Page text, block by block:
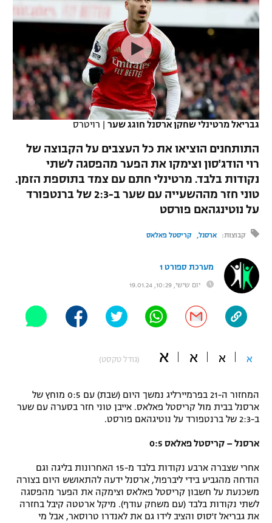
רץ ברשת
תוצאות
לוח שידורים
ברחבה
"מחצית בשכונה" – פודקאסט
משתתפים וזוכים בפרסים
תקנון משתתפים וזוכים בפרסים
תקנון עבור פעילות אלקטרה
תקנון עבור פעילות ספורט 1 – "מרלן"
גיימינג E-Sports
מדיניות פרטיות
נבחרת ישראל
בית"ר ירושלים
מכבי תל אביב
הפועל חיפה
הפועל באר שבע
ליגה ספרדית
ליגה איטלקית
ליגה צרפתית
ליגה הולנדית
ליגה טורקית
ליגה סינית
ליגה ברזילאית
ליגות נוספות
כדורסל נשים
הפועל חולון
הפועל ירושלים
דני אבדיה
יורוליג
יורוקאפ
כדוריד
כדורעף
שחייה
ג'ודו
אגרוף
ספורט אולימפי
UFC
היאבקות WWE
ספורט מוטורי
כדורמים
בייסבול MLB
ספורט אתגרי ואקסטרים
אומנויות לחימה
גיימינג E-Sports
גבריאל מרטינלי שחקן ארסנל חוגג שער | רויטרס
התותחנים הוציאו את כל העצבים על הקבוצה של
רוי הודג'סון וצימקו את הפער מהפסגה לשתי
נקודות בלבד. מרטינלי חתם עם צמד בתוספת הזמן.
טוני חזר מההשעייה עם שער ב-2:3 של ברנטפורד
על נוטינגהאם פורסט
קבוצות: ארסנל קריסטל פאלאס
מערכת ספורט 1
יום שישי, 10:29, 19.01.24
א א א א (גודל טקסט)
המחזור ה-21 בפרמיירליג נמשך היום (שבת) עם 0:5 מוחץ של
ארסנל בבית מול קריסטל פאלאס. אייבן טוני חזר בסערה עם שער
ב-2:3 של ברנטפורד על נוטיגהאם פורסט.
ארסנל – קריסטל פאלאס 0:5
אחרי שצברה ארבע נקודות בלבד מ-15 האחרונות בליגה וגם
הודחה מהגביע בידי ליברפול, ארסנל ידעה להתאושש היום בצורה
משכנעת על חשבון קריסטל פאלאס וצימקה את הפער מהפסגה
לשתי נקודות בלבד (עם משחק עודף). מיקל ארטטה קיבל בחזרה
את גבריאל ז'סוס והציב לידו גם את לאנדרו טרוסאר, אבל מי